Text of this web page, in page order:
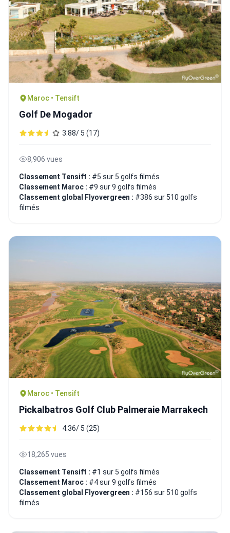
Maroc • Tensift
Golf De Mogador
3.88/ 5 (17)
8,906 vues
Classement Tensift : #5 sur 5 golfs filmés
Classement Maroc : #9 sur 9 golfs filmés
Classement global Flyovergreen : #386 sur 510 golfs
filmés
Maroc • Tensift
Pickalbatros Golf Club Palmeraie Marrakech
4.36/ 5 (25)
18,265 vues
Classement Tensift : #1 sur 5 golfs filmés
Classement Maroc : #4 sur 9 golfs filmés
Classement global Flyovergreen : #156 sur 510 golfs
filmés